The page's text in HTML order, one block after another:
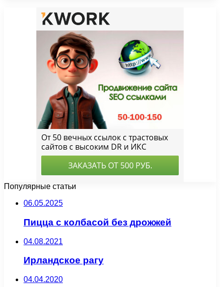
Популярные статьи
06.05.2025
Пицца с колбасой без дрожжей
04.08.2021
Ирландское рагу
04.04.2020